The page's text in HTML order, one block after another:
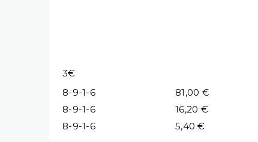
3€
8-9-1-6
81,00 €
8-9-1-6
16,20 €
8-9-1-6
5,40 €